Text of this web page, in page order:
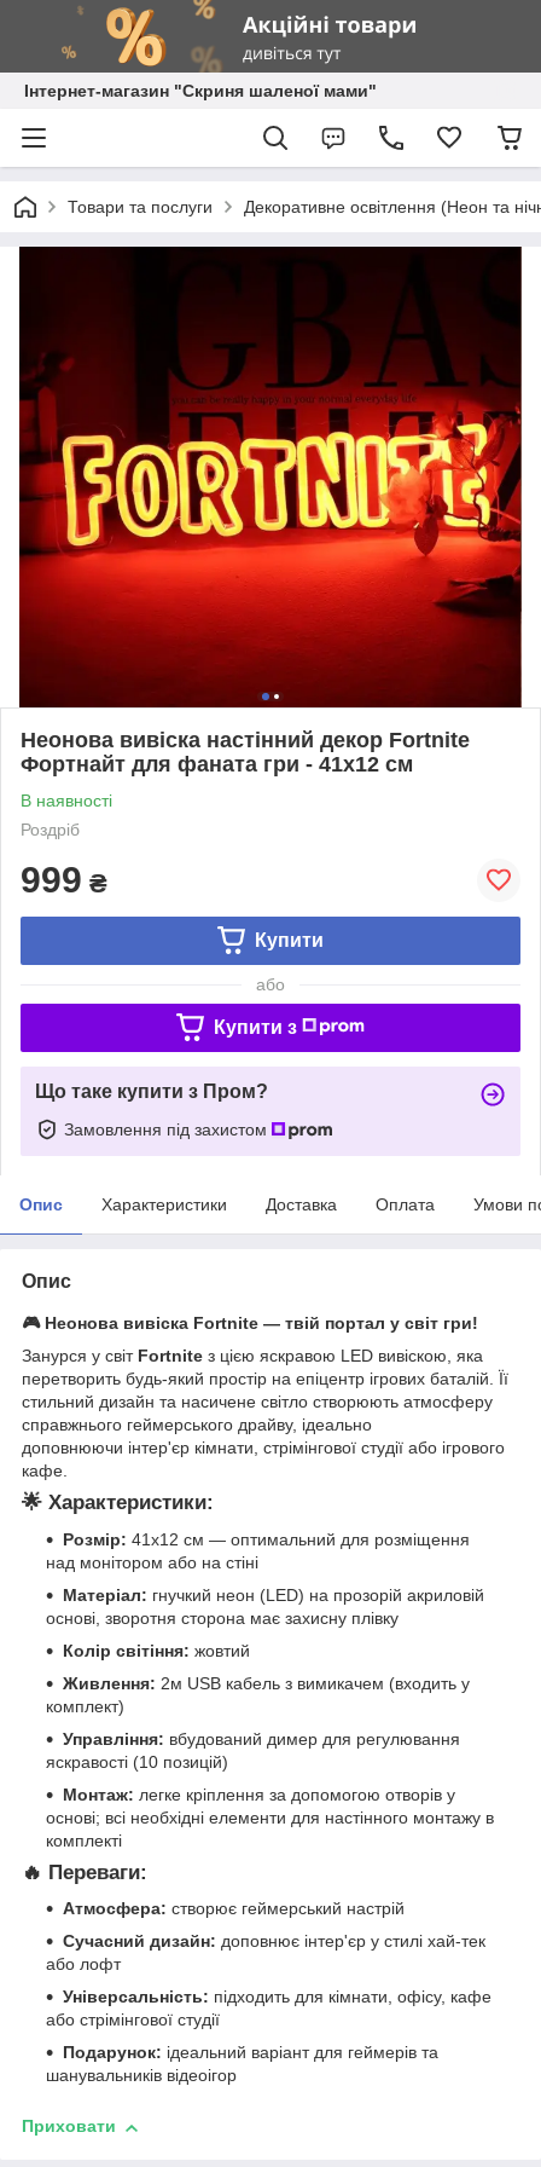
Інтернет-магазин "Скриня шаленої мами"
Товари та послуги Декоративне освітлення (Неон та
Неонова вивіска настінний декор Fortnite
Фортнайт для фаната гри - 41х12 см
В наявності
Роздріб
999 ₴
Купити
або
Купити з
Що таке купити з Пром?
Замовлення під захистом
Опис Характеристики Доставка Оплата Умови
Опис
🎮 Неонова вивіска Fortnite — твій портал у світ гри!
Занурся у світ Fortnite з цією яскравою LED вивіскою, яка
перетворить будь-який простір на епіцентр ігрових баталій.
Її
стильний дизайн та насичене світло створюють атмосферу
справжнього геймерського драйву, ідеально
доповнюючи інтер'єр кімнати, стрімінгової студії або ігрового
кафе.
🌟 Характеристики:
Розмір: 41х12 см — оптимальний для розміщення
над монітором або на стіні
Матеріал: гнучкий неон (LED) на прозорій акриловій
основі, зворотня сторона має захисну плівку
Колір світіння: жовтий
Живлення: 2м USB кабель з вимикачем (входить у
комплект)
Управління: вбудований димер для регулювання
яскравості (10 позицій)
Монтаж: легке кріплення за допомогою отворів у
основі; всі необхідні елементи для настінного монтажу в
комплекті
🔥 Переваги:
Атмосфера: створює геймерський настрій
Сучасний дизайн: доповнює інтер'єр у стилі хай-тек
або лофт
Універсальність: підходить для кімнати, офісу, кафе
або стрімінгової студії
Подарунок: ідеальний варіант для геймерів та
шанувальників відеоігор
Приховати